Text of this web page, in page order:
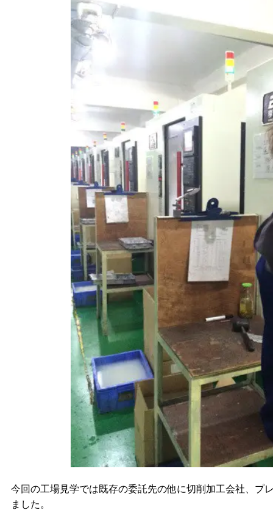
今回の工場見学では既存の委託先の他に切削加工会社、プ
ました。